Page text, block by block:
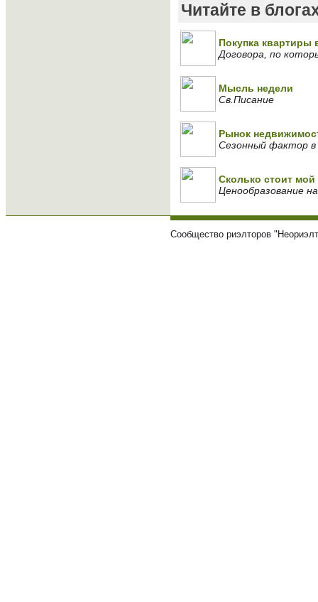
Читайте в
Покупка квартиры
Договора, по
Мысль недели
Св.Писание
Рынок
Сезонный фактор в
Сколько стоит мой
Ценообразование
Сообщество риэлторов